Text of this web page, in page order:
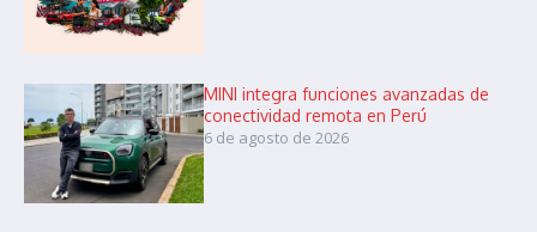
MINI integra funciones avanzadas de
conectividad remota en Perú
6 de agosto de 2026